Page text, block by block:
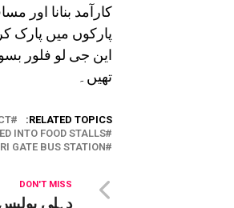
کارآمد بنانا اور
تھیں۔
RELATED TOPICS:
INTO FOOD STALLS
GATE BUS STATION
DON'T MISS